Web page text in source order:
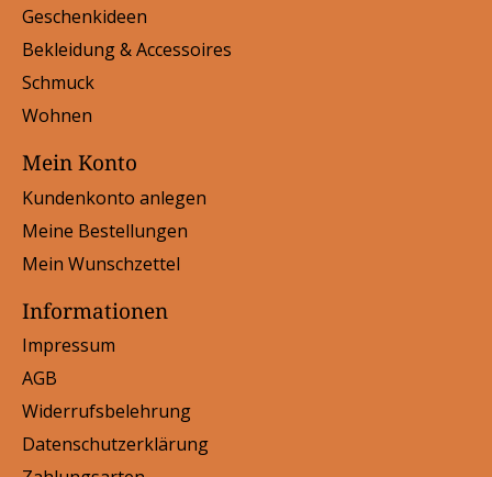
Geschenkideen
Bekleidung & Accessoires
Schmuck
Wohnen
Mein Konto
Kundenkonto anlegen
Meine Bestellungen
Mein Wunschzettel
Informationen
Impressum
AGB
Widerrufsbelehrung
Datenschutzerklärung